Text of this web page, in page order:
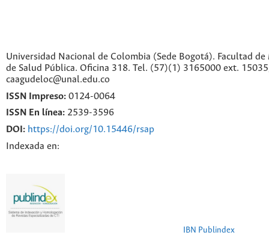
Universidad Nacional de Colombia (Sede Bogotá). Facultad
de Salud Pública. Oficina 318. Tel. (57)(1) 3165000 ext.
caagudeloc@unal.edu.co
ISSN Impreso: 0124-0064
ISSN En línea: 2539-3596
DOI: https://doi.org/10.15446/rsap
Indexada en:
IBN Publindex